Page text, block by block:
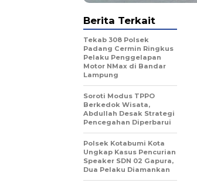
Berita Terkait
Tekab 308 Polsek
Padang Cermin Ringkus
Pelaku Penggelapan
Motor NMax di Bandar
Lampung
Soroti Modus TPPO
Berkedok Wisata,
Abdullah Desak Strategi
Pencegahan Diperbarui
Polsek Kotabumi Kota
Ungkap Kasus Pencurian
Speaker SDN 02 Gapura,
Dua Pelaku Diamankan